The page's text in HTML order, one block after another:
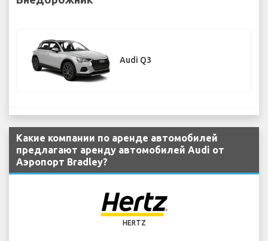
Audi Q3
Какие компании по аренде автомобилей
предлагают аренду автомобилей Audi от
Аэропорт Bradley?
HERTZ